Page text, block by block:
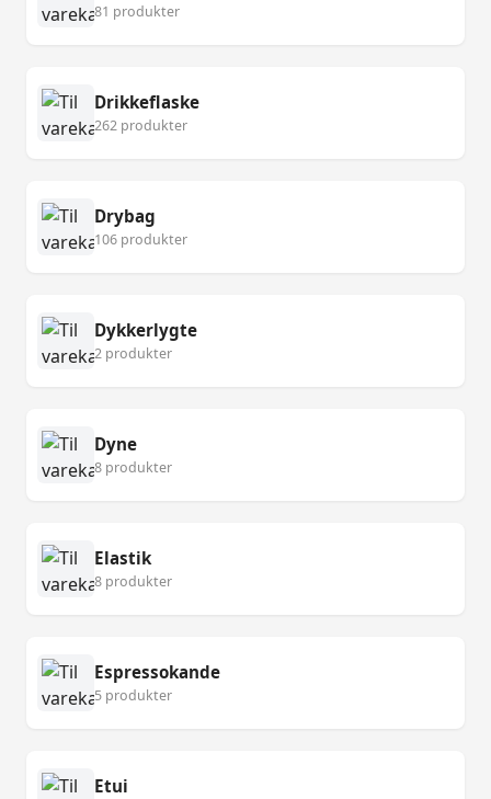
81 produkter
Drikkeflaske
262 produkter
Drybag
106 produkter
Dykkerlygte
2 produkter
Dyne
8 produkter
Elastik
8 produkter
Espressokande
5 produkter
Etui